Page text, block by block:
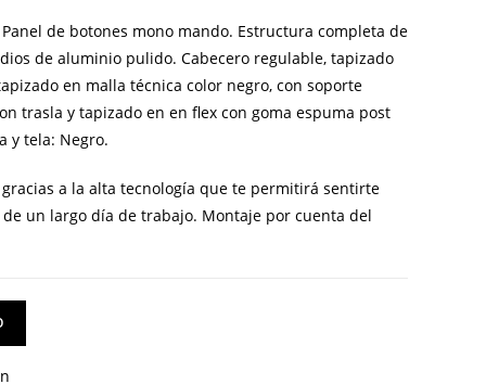
Panel de botones mono mando. Estructura completa de
de aluminio pulido. Cabecero regulable, tapizado
en malla técnica color negro, con soporte
trasla y tapizado en en flex con goma espuma post
y tela: Negro.
a la alta tecnología que te permitirá sentirte
un largo día de trabajo. Montaje por cuenta del